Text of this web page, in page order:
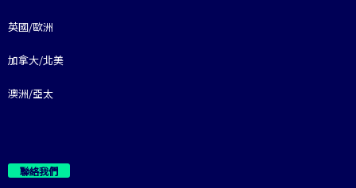
英國/歐洲
加拿大/北美
澳洲/亞太
聯絡我們